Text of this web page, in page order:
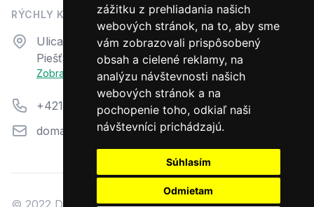
zážitku z prehliadania našich
webových stránok, na to, aby sme
vám zobrazovali prispôsobený
obsah a cielené reklamy, na
analýzu návštevnosti našich
webových stránok a na
pochopenie toho, odkiaľ naši
návštevníci prichádzajú.
Súhlasím
Odmietam
RÝCHLY KONTAKT
AdresaUlica N. Teslu 23
Piešťany, 92101
Zobraziť na mape
Telefón+421 33 7944 711
Emaildomazahrada@aquacentrum.sk
© 2022 Dom a záhrada